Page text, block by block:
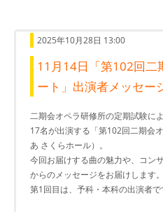
2025年10月28日 13:00
11月14日「第102回二
ート」出演者メッセー
二期会オペラ研修所の定期試験に
17名が出演する「第102回二期会
あ さくらホール）。
今回お届けする曲の魅力や、コン
からのメッセージをお届けします。
第1回目は、予科・本科の出演者で